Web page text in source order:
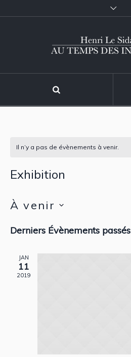
Il n’y a pas de évènements à venir.
Exhibition
À venir
une
Derniers Évènements passés
JAN
11
2019